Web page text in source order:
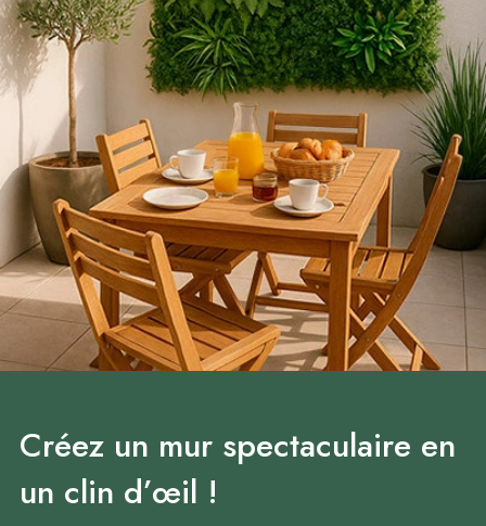
Créez un mur spectaculaire en
un clin d’œil !